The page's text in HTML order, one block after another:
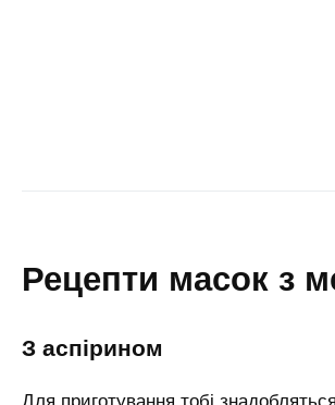
рецепти масок з
з аспірином